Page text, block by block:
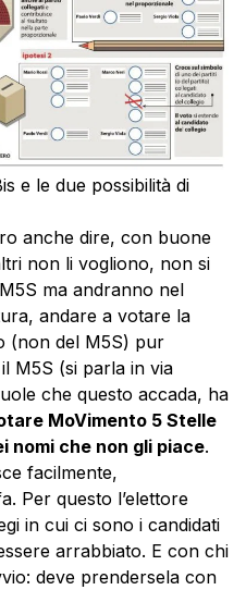
e le due possibilità di
anche dire, con buone
non li vogliono, non si
ma andranno nel
andare a votare la
(non del M5S) pur
M5S (si parla in via
che questo accada, ha
MoVimento 5 Stelle
nomi che non gli piace.
facilmente,
Per questo l’elettore
in cui ci sono i candidati
arrabbiato. E con chi
deve prendersela con